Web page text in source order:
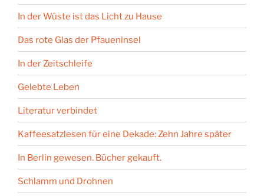
In der Wüste ist das Licht zu Hause
Das rote Glas der Pfaueninsel
In der Zeitschleife
Gelebte Leben
Literatur verbindet
Kaffeesatzlesen für eine Dekade: Zehn Jahre später
In Berlin gewesen. Bücher gekauft.
Schlamm und Drohnen